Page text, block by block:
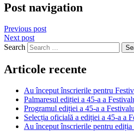
Post navigation
Previous post
Next post
Search
Articole recente
Au început înscrierile pentru
Palmaresul ediției a 45-a a
Programul ediției a 45-a a
Selecția oficială a ediției a 45-a a
Au început înscrierile pentru